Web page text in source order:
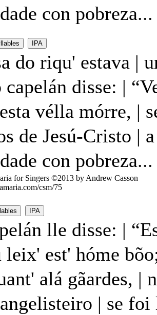
con pobreza...
IPA
do riqu' estava |
capelán disse: |
vélla mórre, |
de Jesú-Cristo |
con pobreza...
for Singers ©2013 by Andrew Casson
csm/75
IPA
lle disse: |
leix' est' hóme
alá gãardes, |
| se foi